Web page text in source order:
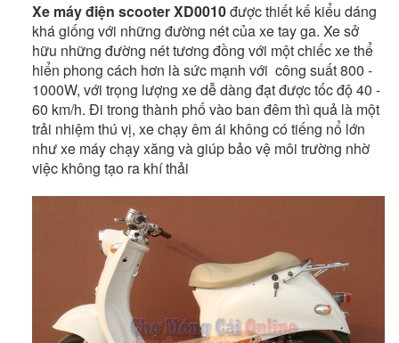
Xe máy điện scooter XD0010được thiết kế kiểu dáng
khá giống với những đường nét của xe tay ga. Xe sở
hữu những đường nét tương đồng với một chiếc xe thể
hiển phong cách hơn là sức mạnh với công suất 800 -
1000W, với trọng lượng xe dễ dàng đạt được tốc độ 40 -
60 km/h. Đi trong thành phố vào ban đêm thì quả là một
trải nhiệm thú vị, xe chạy êm ái không có tiếng nổ lớn
như xe máy chạy xăng và giúp bảo vệ môi trường nhờ
việc không tạo ra khí thải